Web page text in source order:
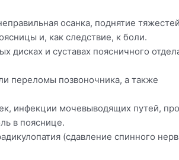
осанка, поднятие
и, как следствие, к боли.
дисках и суставах поясничного
переломы позвоночника, а также
инфекции мочевыводящих путей,
в пояснице.
(сдавление спинного